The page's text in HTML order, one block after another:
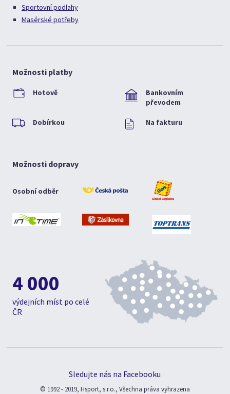
Sportovní podlahy
Masérské potřeby
Možnosti platby
Hotově
Bankovním
převodem
Dobírkou Na fakturu
Možnosti dopravy
Osobní odběr
4 000
výdejních míst po celé
ČR
Sledujte nás na Facebooku
© 1992 - 2019, Hsport, s.r.o., Všechna práva vyhrazena